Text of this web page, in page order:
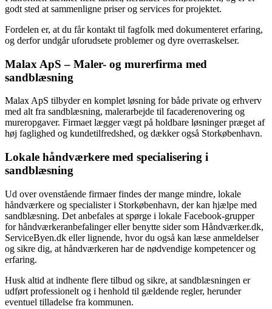
godt sted at sammenligne priser og services for projektet.
Fordelen er, at du får kontakt til fagfolk med dokumenteret erfaring,
og derfor undgår uforudsete problemer og dyre overraskelser.
Malax ApS – Maler- og murerfirma med
sandblæsning
Malax ApS tilbyder en komplet løsning for både private og erhverv
med alt fra sandblæsning, malerarbejde til facaderenovering og
mureropgaver. Firmaet lægger vægt på holdbare løsninger præget af
høj faglighed og kundetilfredshed, og dækker også Storkøbenhavn.
Lokale håndværkere med specialisering i
sandblæsning
Ud over ovenstående firmaer findes der mange mindre, lokale
håndværkere og specialister i Storkøbenhavn, der kan hjælpe med
sandblæsning. Det anbefales at spørge i lokale Facebook-grupper
for håndværkeranbefalinger eller benytte sider som Håndværker.dk,
ServiceByen.dk eller lignende, hvor du også kan læse anmeldelser
og sikre dig, at håndværkeren har de nødvendige kompetencer og
erfaring.
Husk altid at indhente flere tilbud og sikre, at sandblæsningen er
udført professionelt og i henhold til gældende regler, herunder
eventuel tilladelse fra kommunen.